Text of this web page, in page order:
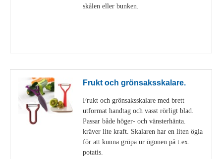
skålen eller bunken.
Frukt och grönsaksskalare.
Frukt och grönsaksskalare med brett
utformat handtag och vasst rörligt blad.
Passar både höger- och vänsterhänta.
kräver lite kraft. Skalaren har en liten ögla
för att kunna gröpa ur ögonen på t.ex.
potatis.